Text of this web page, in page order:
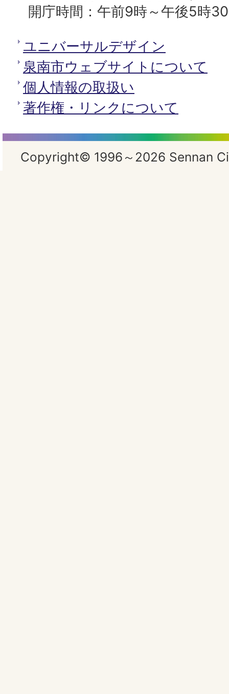
開庁時間：午前9時～午後5時
ユニバーサルデザイン
泉南市ウェブサイトについて
個人情報の取扱い
著作権・リンクについて
Copyright© 1996～2026 Sennan